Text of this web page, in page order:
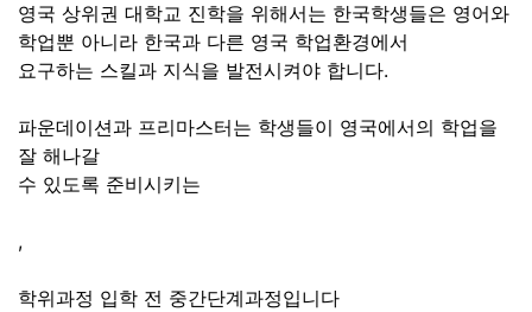
영국 상위권 대학교 진학을 위해서는 한국학생들은 영어와
학업뿐 아니라 한국과 다른 영국 학업환경에서
요구하는 스킬과 지식을 발전시켜야 합니다.
파운데이션과 프리마스터는 학생들이 영국에서의 학업을
잘 해나갈
수 있도록 준비시키는
,
학위과정 입학 전 중간단계과정입니다